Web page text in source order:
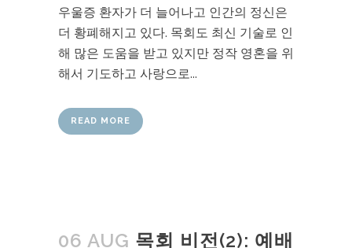
우울증 환자가 더 늘어나고 인간의 정신은
더 황폐해지고 있다. 목회도 최신 기술로 인
해 많은 도움을 받고 있지만 정작 영혼을 위
해서 기도하고 사랑으로...
READ MORE
06 AUG 목회 비전(2): 예배